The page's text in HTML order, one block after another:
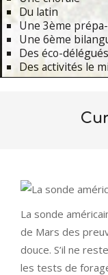
Du latin
Une 3ème
Une 6ème
Des éco-délégués
Des activités le
La sonde
de Mars des
douce. S’il ne
les tests de